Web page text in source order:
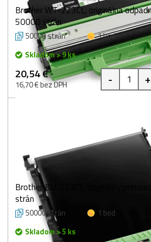
Brother WT-223CL, originálna
50000 strán
50000 strán
1 bod
Skladom > 9 ks
20,54 €
16,70 € bez DPH - +
Brother BU-223CL, originálny
strán
50000 strán
1 bod
Skladom > 5 ks